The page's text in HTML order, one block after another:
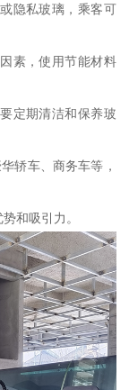
隐私玻璃，乘客可
素，使用节能材料
定期清洁和保养玻
轿车、商务车等，
和吸引力。